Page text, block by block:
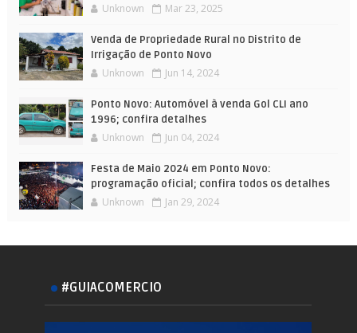
Unknown Mar 23, 2025
Venda de Propriedade Rural no Distrito de
Irrigação de Ponto Novo
Unknown Jun 14, 2024
Ponto Novo: Automóvel à venda Gol CLI ano
1996; confira detalhes
Unknown Jun 04, 2024
Festa de Maio 2024 em Ponto Novo:
programação oficial; confira todos os detalhes
Unknown Jan 29, 2024
#GUIACOMERCIO